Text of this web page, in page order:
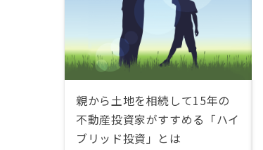
親から土地を相続して15年の
不動産投資家がすすめる「ハイ
ブリッド投資」とは